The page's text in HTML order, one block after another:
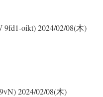
9fd1-oikt)2024/02/08(木)
2024/02/08(木)